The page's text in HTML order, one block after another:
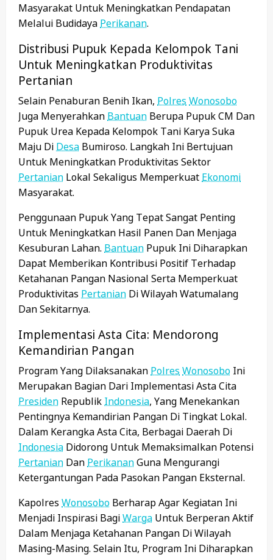
Masyarakat Untuk Meningkatkan Pendapatan
Melalui Budidaya Perikanan.
Distribusi Pupuk Kepada Kelompok Tani
Untuk Meningkatkan Produktivitas
Pertanian
Selain Penaburan Benih Ikan, Polres Wonosobo
Juga Menyerahkan Bantuan Berupa Pupuk CM Dan
Pupuk Urea Kepada Kelompok Tani Karya Suka
Maju Di Desa Bumiroso. Langkah Ini Bertujuan
Untuk Meningkatkan Produktivitas Sektor
Pertanian Lokal Sekaligus Memperkuat Ekonomi
Masyarakat.
Penggunaan Pupuk Yang Tepat Sangat Penting
Untuk Meningkatkan Hasil Panen Dan Menjaga
Kesuburan Lahan. Bantuan Pupuk Ini Diharapkan
Dapat Memberikan Kontribusi Positif Terhadap
Ketahanan Pangan Nasional Serta Memperkuat
Produktivitas Pertanian Di Wilayah Watumalang
Dan Sekitarnya.
Implementasi Asta Cita: Mendorong
Kemandirian Pangan
Program Yang Dilaksanakan Polres Wonosobo Ini
Merupakan Bagian Dari Implementasi Asta Cita
Presiden Republik Indonesia, Yang Menekankan
Pentingnya Kemandirian Pangan Di Tingkat Lokal.
Dalam Kerangka Asta Cita, Berbagai Daerah Di
Indonesia Didorong Untuk Memaksimalkan Potensi
Pertanian Dan PerikananGuna Mengurangi
Ketergantungan Pada Pasokan Pangan Eksternal.
Kapolres Wonosobo Berharap Agar Kegiatan Ini
Menjadi Inspirasi BagiWarga Untuk Berperan Aktif
Dalam Menjaga Ketahanan Pangan Di Wilayah
Masing-Masing. Selain Itu, Program Ini Diharapkan